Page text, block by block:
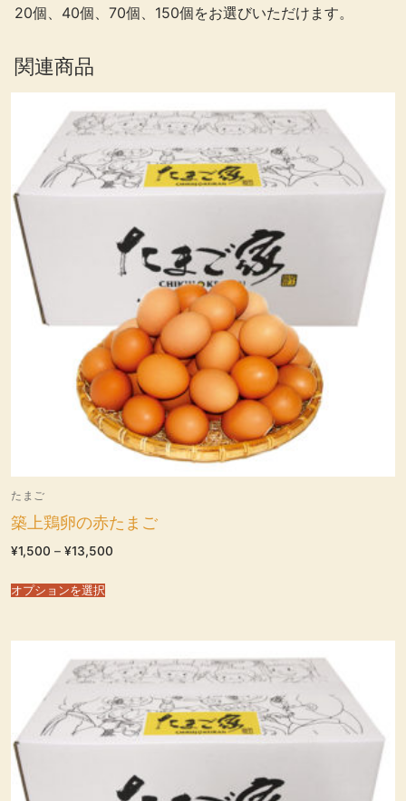
20個、40個、70個、150個をお選びいただけます。
関連商品
たまご
築上鶏卵の赤たまご
¥1,500 – ¥13,500
オプションを選択